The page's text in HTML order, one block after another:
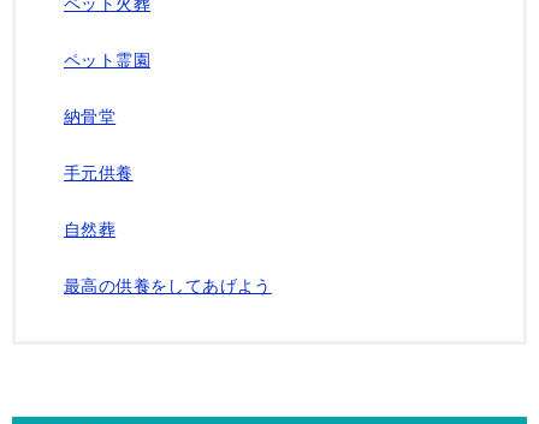
ペット火葬
ペット霊園
納骨堂
手元供養
自然葬
最高の供養をしてあげよう